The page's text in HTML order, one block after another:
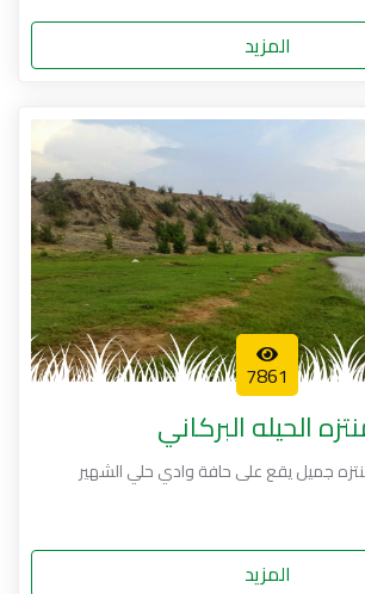
المزيد
7861
الحيله البركاني
جميل يقع على حافة وادي حلي الشهير
المزيد